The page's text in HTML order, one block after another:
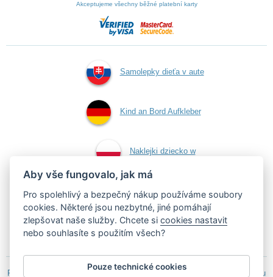
Akceptujeme všechny běžné platební karty
Samolepky dieťa v aute
Kind an Bord Aufkleber
Naklejki dziecko w
aucie
Samolepky dítě v autě
Podle zákona o evidenci tržeb je prodávající povinen vystavit kupujícímu
Aby vše fungovalo, jak má
Pro spolehlivý a bezpečný nákup používáme soubory
cookies. Některé jsou nezbytné, jiné pomáhají
zlepšovat naše služby. Chcete sicookies nastavit
nebo souhlasíte s použitím všech?
Pouze technické cookies